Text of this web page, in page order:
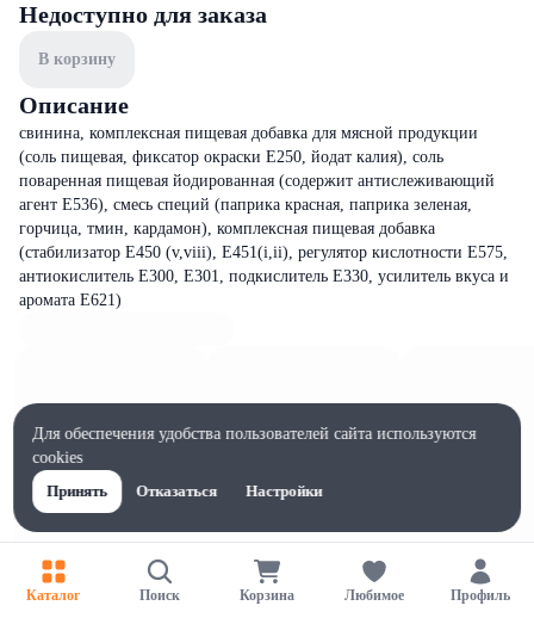
Недоступно для заказа
В корзину
Описание
свинина, комплексная пищевая добавка для мясной продукции
(соль пищевая, фиксатор окраски E250, йодат калия), соль
поваренная пищевая йодированная (содержит антислеживающий
агент E536), смесь специй (паприка красная, паприка зеленая,
горчица, тмин, кардамон), комплексная пищевая добавка
(стабилизатор E450 (v,viii), E451(i,ii), регулятор кислотности E575,
антиокислитель Е300, Е301, подкислитель Е330, усилитель вкуса и
аромата E621)
Каталог Поиск Корзина Любимое Профиль
Для обеспечения удобства пользователей сайта используются
cookies
Принять
Отказаться Настройки